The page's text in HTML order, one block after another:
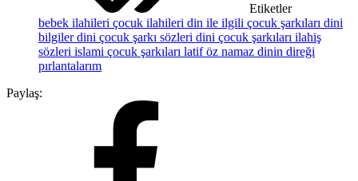
Etiketler
bebek ilahileri çocuk ilahileri din ile ilgili çocuk şarkıları dini
bilgilerdini çocuk şarkı sözleri dini çocuk şarkıları ilahiş
sözleri islami çocuk şarkıları latif öz namaz dinin direği
pırlantalarım
Paylaş: